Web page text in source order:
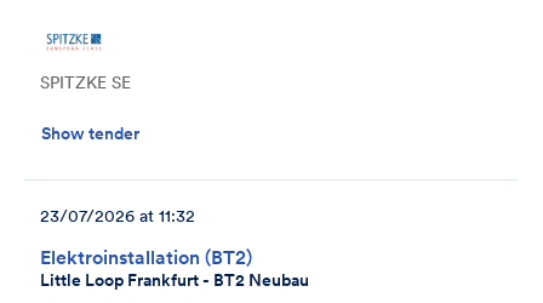
SPITZKE SE
Show tender
Elektroinstallation (BT2)
Little Loop Frankfurt - BT2 Neubau
23/07/2026 at 11:32